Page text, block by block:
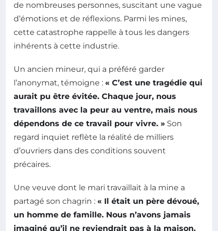
de nombreuses personnes, suscitant une vague
d’émotions et de réflexions. Parmi les mines,
cette catastrophe rappelle à tous les dangers
inhérents à cette industrie.
Un ancien mineur, qui a préféré garder
l’anonymat, témoigne : « C’est une tragédie qui
aurait pu être évitée. Chaque jour, nous
travaillons avec la peur au ventre, mais nous
dépendons de ce travail pour vivre. » Son
regard inquiet reflète la réalité de milliers
d’ouvriers dans des conditions souvent
précaires.
Une veuve dont le mari travaillait à la mine a
partagé son chagrin : « Il était un père dévoué,
un homme de famille. Nous n’avons jamais
imaginé qu’il ne reviendrait pas à la maison.